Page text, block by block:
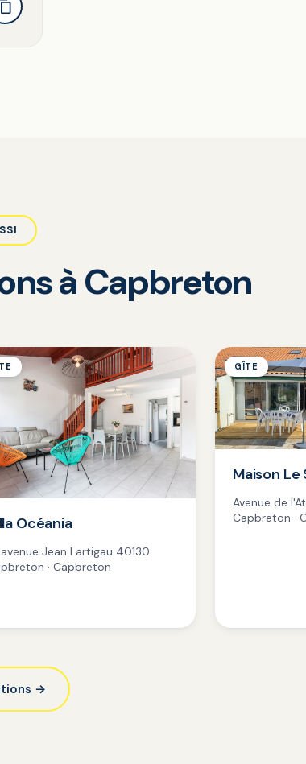
à Capbreton
Océania
Jean Lartigau 40130
· Capbreton
GÎTE
Maison Le
Avenue de
Capbreton ·
→